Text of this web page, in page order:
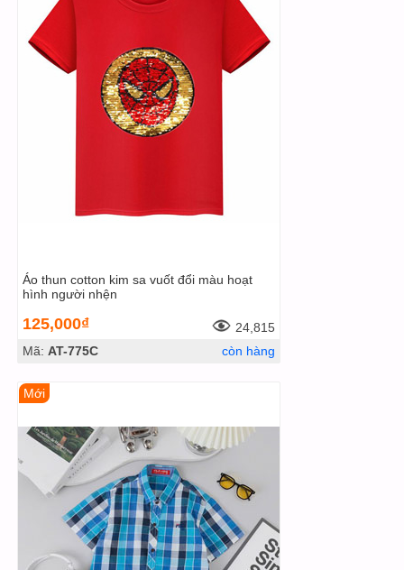
Áo thun cotton kim sa vuốt đổi màu hoạt
hình người nhện
125,000₫
24,815
Mã: AT-775C còn hàng
Mới